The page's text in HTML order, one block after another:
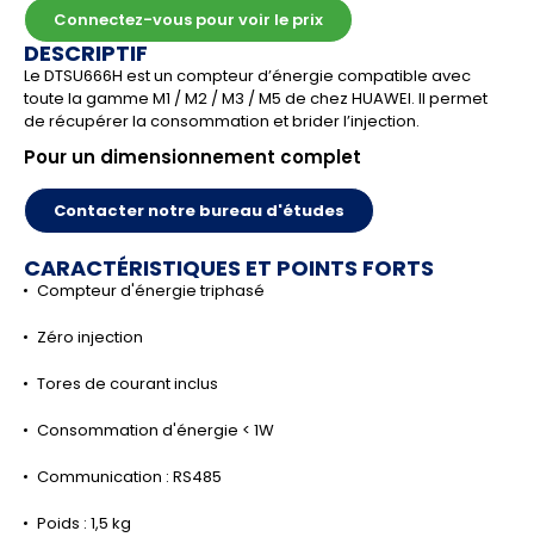
Connectez-vous pour voir le prix
DESCRIPTIF
Le DTSU666H est un compteur d’énergie compatible avec
toute la gamme M1 / M2 / M3 / M5 de chez HUAWEI. Il permet
de récupérer la consommation et brider l’injection.
Pour un dimensionnement complet
Contacter notre bureau d'études
CARACTÉRISTIQUES ET POINTS FORTS
Compteur d'énergie triphasé
Zéro injection
Tores de courant inclus
Consommation d'énergie < 1W
Communication : RS485
Poids : 1,5 kg